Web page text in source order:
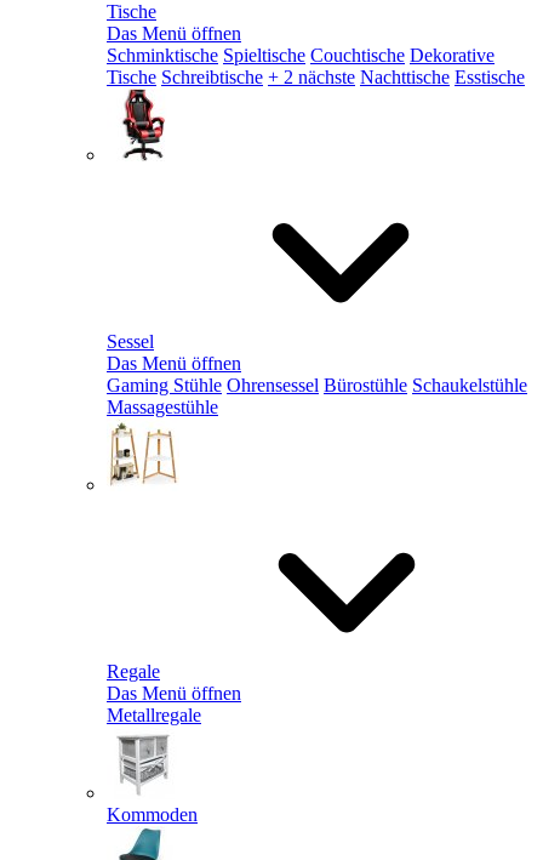
Tische
Das Menü öffnen
Schminktische Spieltische Couchtische Dekorative
Tische Schreibtische + 2 nächste Nachttische Esstische
Sessel
Das Menü öffnen
Gaming Stühle Ohrensessel Bürostühle Schaukelstühle
Massagestühle
Regale
Das Menü öffnen
Metallregale
Kommoden